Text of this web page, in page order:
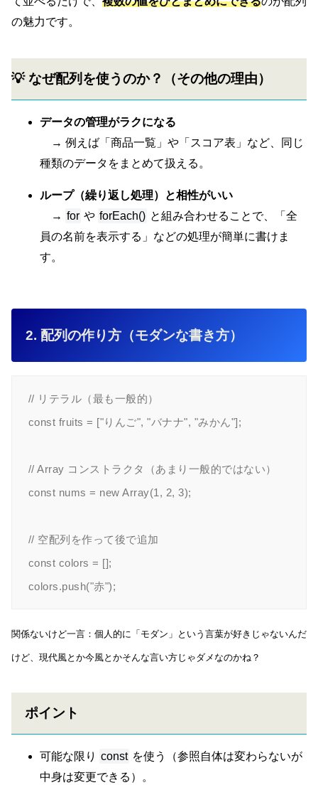
の魅力です。
💡 なぜ配列を使うのか？（その他の理由）
データの管理がラクになる
→ 例えば「商品一覧」や「スコア表」など、同じ
種類のデータをまとめて扱える。
ループ（繰り返し処理）と相性がいい
→ for や forEach() と組み合わせることで、「全
員の名前を表示する」などの処理が簡単に書けま
す。
2. 配列の作り方（モダンな書き方）
// リテラル（最も一般的）
const fruits = ["りんご", "バナナ", "みかん"];
// Array コンストラクタ（あまり一般的ではない）
const nums = new Array(1, 2, 3);
// 空配列を作って後で追加
const colors = [];
colors.push("赤");
関係ないけど一言：個人的に「モダン」という言葉が好きじゃないんだ
けど、現代風とか今風とかそんな言い方じゃダメなのかね？
ポイント
可能な限り const を使う（参照自体は変わらないが
中身は変更できる）。